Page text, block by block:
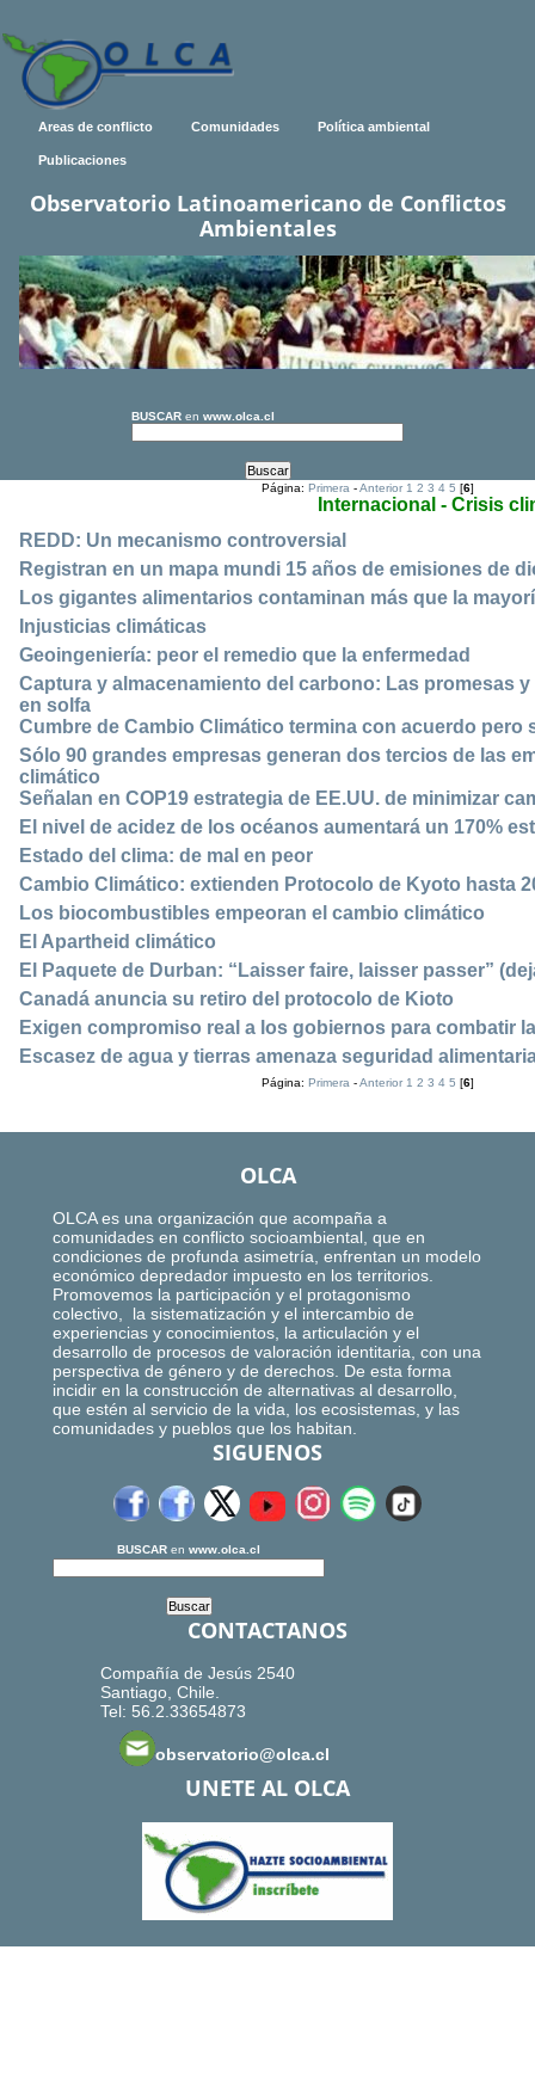
Areas de conflicto Comunidades Política ambiental
Publicaciones
Observatorio Latinoamericano de Conflictos
Ambientales
BUSCAR en www.olca.cl
Página:Primera -Anterior 1 2 3 4 5 [6]
Internacional - Crisis
REDD: Un mecanismo controversial
Registran en un mapa mundi 15 años de emisiones de
Los gigantes alimentarios contaminan más que la
Injusticias climáticas
Geoingeniería: peor el remedio que la enfermedad
Captura y almacenamiento del carbono: Las promesas
en solfa
Cumbre de Cambio Climático termina con acuerdo pero
Sólo 90 grandes empresas generan dos tercios de las
climático
Señalan en COP19 estrategia de EE.UU. de minimizar
El nivel de acidez de los océanos aumentará un 170%
Estado del clima: de mal en peor
Cambio Climático: extienden Protocolo de Kyoto hasta
Los biocombustibles empeoran el cambio climático
El Apartheid climático
El Paquete de Durban: “Laisser faire, laisser passer”
Canadá anuncia su retiro del protocolo de Kioto
Exigen compromiso real a los gobiernos para combatir
Escasez de agua y tierras amenaza seguridad
Página:Primera -Anterior 1 2 3 4 5 [6]
OLCA
OLCA es una organización que acompaña a
comunidades en conflicto socioambiental, que en
condiciones de profunda asimetría, enfrentan un modelo
económico depredador impuesto en los territorios.
Promovemos la participación y el protagonismo
colectivo, la sistematización y el intercambio de
experiencias y conocimientos, la articulación y el
desarrollo de procesos de valoración identitaria, con una
perspectiva de género y de derechos. De esta forma
incidir en la construcción de alternativas al desarrollo,
que estén al servicio de la vida, los ecosistemas, y las
comunidades y pueblos que los habitan.
SIGUENOS
BUSCAR en www.olca.cl
CONTACTANOS
Compañía de Jesús 2540
Santiago, Chile.
Tel: 56.2.33654873
observatorio@olca.cl
UNETE AL OLCA